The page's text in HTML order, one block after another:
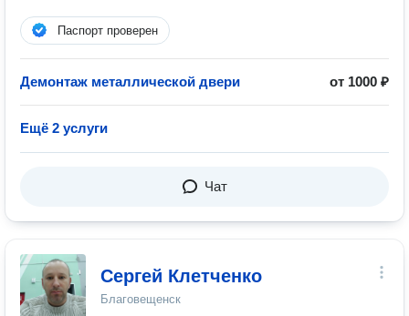
Паспорт проверен
Демонтаж металлической двери от 1000 ₽
Ещё 2 услуги
Чат
Сергей Клетченко
Благовещенск